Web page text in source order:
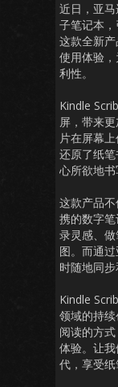
近日，亚
子笔记本，
这款全新
使用体验
利性。
Kindle
屏，带来
片在屏幕
还原了纸
心所欲地书
这款产品
携的数字
录灵感、
图。而通
时随地同步
Kindle
领域的持
阅读的方
体验。让
代，享受纸